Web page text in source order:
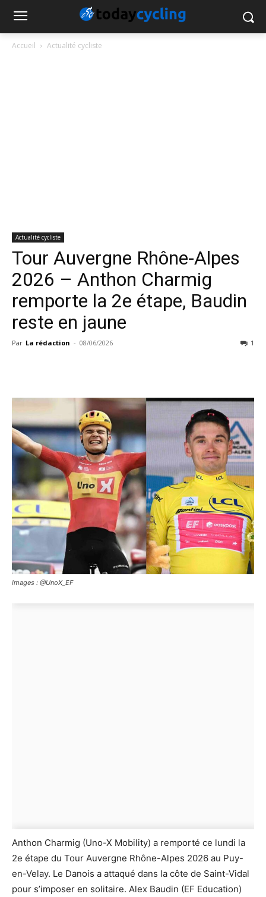
Accueil Actualité cycliste
Actualité cycliste
Tour Auvergne Rhône-Alpes
2026 – Anthon Charmig
remporte la 2e étape, Baudin
reste en jaune
Par La rédaction - 08/06/2026 1
Images : @UnoX_EF
Anthon Charmig (Uno-X Mobility) a remporté ce lundi la
2e étape du Tour Auvergne Rhône-Alpes 2026 au Puy-
en-Velay. Le Danois a attaqué dans la côte de Saint-Vidal
pour s’imposer en solitaire. Alex Baudin (EF Education)